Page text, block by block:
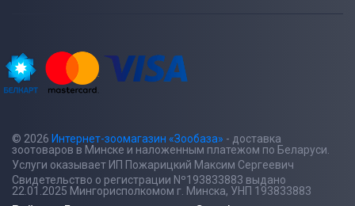
© 2026 Интернет-зоомагазин «Зообаза» - доставка
зоотоваров в Минске и наложенным платежом по Беларуси.
Услуги оказывает ИП Пожарицкий Максим Сергеевич
Свидетельство о регистрации Nº193833883 выдано
22.01.2025 Мингорисполкомом г. Минска, УНП 193833883